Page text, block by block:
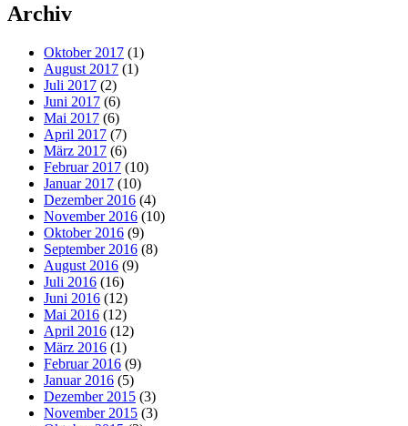
Archiv
Oktober 2017 (1)
August 2017 (1)
Juli 2017 (2)
Juni 2017 (6)
Mai 2017 (6)
April 2017 (7)
März 2017 (6)
Februar 2017 (10)
Januar 2017 (10)
Dezember 2016 (4)
November 2016 (10)
Oktober 2016 (9)
September 2016 (8)
August 2016 (9)
Juli 2016 (16)
Juni 2016 (12)
Mai 2016 (12)
April 2016 (12)
März 2016 (1)
Februar 2016 (9)
Januar 2016 (5)
Dezember 2015 (3)
November 2015 (3)